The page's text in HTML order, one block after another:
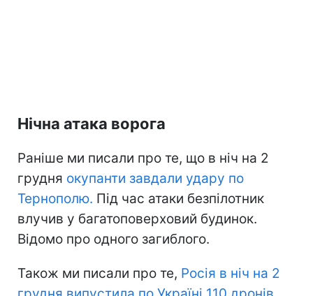
Нічна атака ворога
Раніше ми писали про те, що в ніч на 2
грудня окупанти завдали удару по
Тернополю. Під час атаки безпілотник
влучив у багатоповерховий будинок.
Відомо про одного загиблого.
Також ми писали про те, Росія в ніч на 2